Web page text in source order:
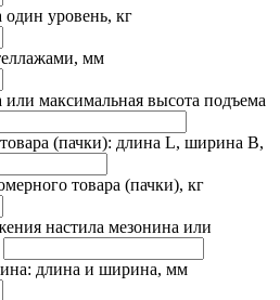
один уровень, кг
мм
максимальная высота подъема
(пачки): длина L, ширина B,
товара (пачки), кг
настила мезонина или
длина и ширина, мм